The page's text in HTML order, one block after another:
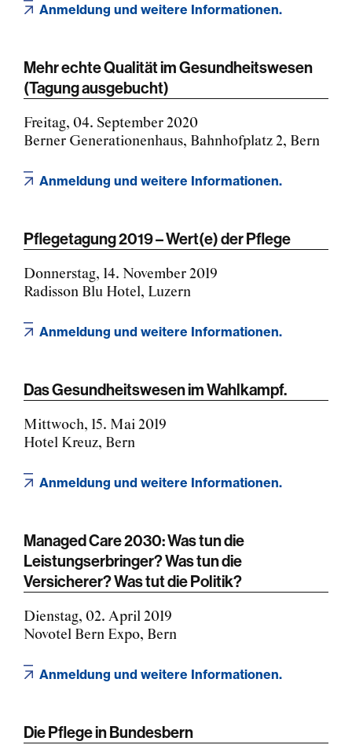
Anmeldung und weitere Informationen.
Mehr echte Qualität im Gesundheitswesen
(Tagung ausgebucht)
Freitag, 04. September 2020
Berner Generationenhaus, Bahnhofplatz 2, Bern
Anmeldung und weitere Informationen.
Pflegetagung 2019 – Wert(e) der Pflege
Donnerstag, 14. November 2019
Radisson Blu Hotel, Luzern
Anmeldung und weitere Informationen.
Das Gesundheitswesen im Wahlkampf.
Mittwoch, 15. Mai 2019
Hotel Kreuz, Bern
Anmeldung und weitere Informationen.
Managed Care 2030: Was tun die
Leistungserbringer? Was tun die
Versicherer? Was tut die Politik?
Dienstag, 02. April 2019
Novotel Bern Expo, Bern
Anmeldung und weitere Informationen.
Die Pflege in Bundesbern